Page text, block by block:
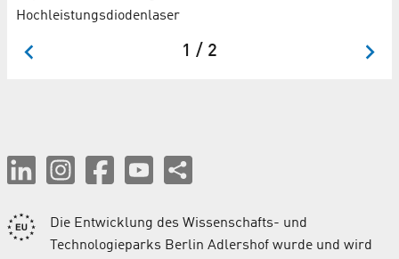
Hochleistungsdiodenlaser
1 / 2
Die Entwicklung des Wissenschafts- und
Technologieparks Berlin Adlershof wurde und wird